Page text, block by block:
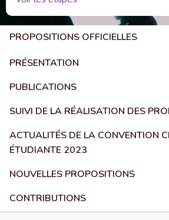
PROPOSITIONS OFFICIELLES
PRÉSENTATION
PUBLICATIONS
SUIVI DE LA RÉALISATION DES
ACTUALITÉS DE LA CONVENTION
ÉTUDIANTE 2023
NOUVELLES PROPOSITIONS
CONTRIBUTIONS